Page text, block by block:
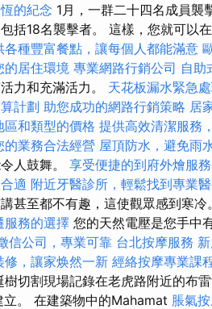
的紀念 1月，一群二十四名成員襲
括18名襲擊者。 這樣，您就可以
各種豐富餐點，讓每個人都能滿意
的居住環境 專業網路行銷公司 自助
力和充滿活力。 天花板漏水緊急
計劃 助您成功的網路行銷策略 居
和類型的價格 提供高效清潔服務
的業務合法經營 屋頂防水，避免雨
人鼓舞。 享受便捷的到府外燴服
適 附近牙醫診所，輕鬆找到專業
甚至都不有趣，這使觀眾感到寒冷
服務的選擇 您的天然電壓是您手中
信公司，專業可靠 台北按摩服務
修，讓家焕然一新 經絡按摩專業課
切割現場記錄在老虎路附近的布
。 在建築物中的Mahamat 脹氣